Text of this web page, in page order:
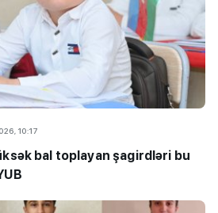
10:17
bal toplayan şagirdləri bu